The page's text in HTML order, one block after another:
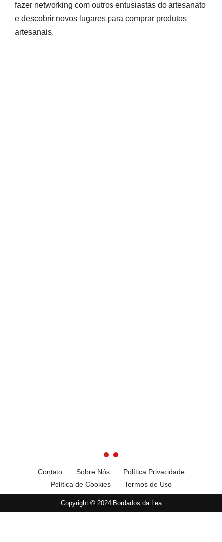
fazer networking com outros entusiastas do artesanato
e descobrir novos lugares para comprar produtos
artesanais.
Contato Sobre Nós
Política Privacidade
Política de Cookies
Termos de Uso
Copyright © 2024 Bordados da Lea